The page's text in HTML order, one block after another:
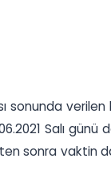
sonunda
Salı
sonra vaktin